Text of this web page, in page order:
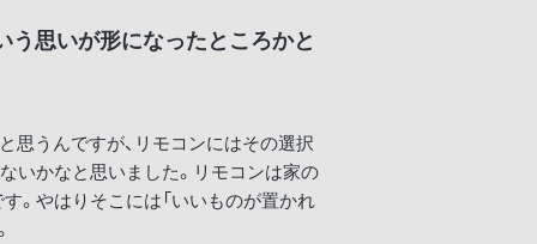
う思いが形になったところかと
思うんですが、リモコンにはその選択
いかなと思いました。リモコンは家の
。やはりそこには「いいものが置かれ